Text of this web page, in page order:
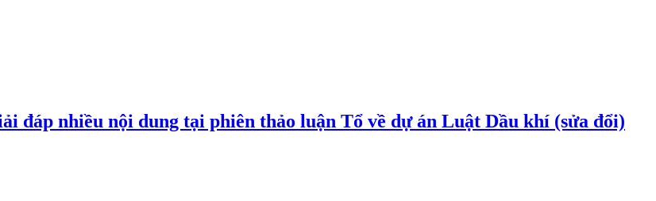
đáp nhiều nội dung tại phiên thảo luận Tổ về dự án Luật Dầu khí (sửa đổi)